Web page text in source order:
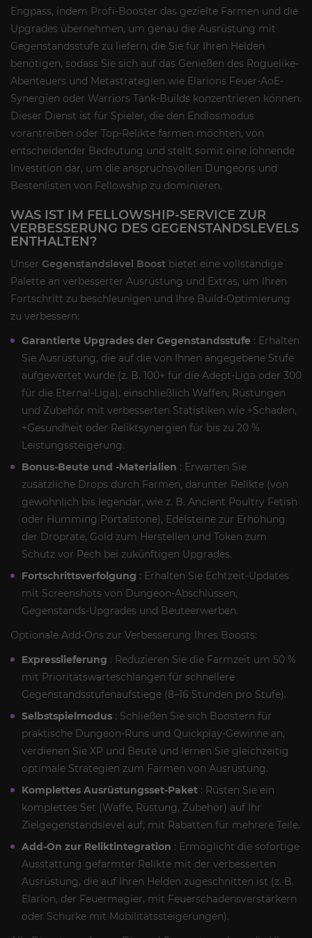
Engpass, indem Profi-Booster das gezielte Farmen und die
Upgrades übernehmen, um genau die Ausrüstung mit
Gegenstandsstufe zu liefern, die Sie für Ihren Helden
benötigen, sodass Sie sich auf das Genießen des Roguelike-
Abenteuers und Metastrategien wie Elarions Feuer-AoE-
Synergien oder Warriors Tank-Builds konzentrieren können.
Dieser Dienst ist für Spieler, die den Endlosmodus
vorantreiben oder Top-Relikte farmen möchten, von
entscheidender Bedeutung und stellt somit eine lohnende
Investition dar, um die anspruchsvollen Dungeons und
Bestenlisten von Fellowship zu dominieren.
WAS IST IM FELLOWSHIP-SERVICE ZUR
VERBESSERUNG DES GEGENSTANDSLEVELS
ENTHALTEN?
Unser Gegenstandslevel Boost bietet eine vollständige
Palette an verbesserter Ausrüstung und Extras, um Ihren
Fortschritt zu beschleunigen und Ihre Build-Optimierung
zu verbessern:
Garantierte Upgrades der Gegenstandsstufe : Erhalten
Sie Ausrüstung, die auf die von Ihnen angegebene Stufe
aufgewertet wurde (z. B. 100+ für die Adept-Liga oder 300
für die Eternal-Liga), einschließlich Waffen, Rüstungen
und Zubehör mit verbesserten Statistiken wie +Schaden,
+Gesundheit oder Reliktsynergien für bis zu 20 %
Leistungssteigerung.
Bonus-Beute und -Materialien : Erwarten Sie
zusätzliche Drops durch Farmen, darunter Relikte (von
gewöhnlich bis legendär, wie z. B. Ancient Poultry Fetish
oder Humming Portalstone), Edelsteine zur Erhöhung
der Droprate, Gold zum Herstellen und Token zum
Schutz vor Pech bei zukünftigen Upgrades.
Fortschrittsverfolgung : Erhalten Sie Echtzeit-Updates
mit Screenshots von Dungeon-Abschlüssen,
Gegenstands-Upgrades und Beuteerwerben.
Optionale Add-Ons zur Verbesserung Ihres Boosts:
Expresslieferung : Reduzieren Sie die Farmzeit um 50 %
mit Prioritätswarteschlangen für schnellere
Gegenstandsstufenaufstiege (8–16 Stunden pro Stufe).
Selbstspielmodus : Schließen Sie sich Boostern für
praktische Dungeon-Runs und Quickplay-Gewinne an,
verdienen Sie XP und Beute und lernen Sie gleichzeitig
optimale Strategien zum Farmen von Ausrüstung.
Komplettes Ausrüstungsset-Paket : Rüsten Sie ein
komplettes Set (Waffe, Rüstung, Zubehör) auf Ihr
Zielgegenstandslevel auf, mit Rabatten für mehrere Teile.
Add-On zur Reliktintegration : Ermöglicht die sofortige
Ausstattung gefarmter Relikte mit der verbesserten
Ausrüstung, die auf Ihren Helden zugeschnitten ist (z. B.
Elarion, der Feuermagier, mit Feuerschadensverstärkern
oder Schurke mit Mobilitätssteigerungen).